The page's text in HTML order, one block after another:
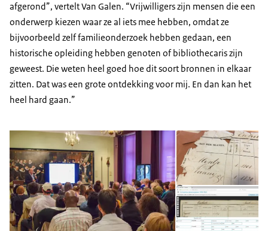
afgerond”, vertelt Van Galen. “Vrijwilligers zijn mensen die een
onderwerp kiezen waar ze al iets mee hebben, omdat ze
bijvoorbeeld zelf familieonderzoek hebben gedaan, een
historische opleiding hebben genoten of bibliothecaris zijn
geweest. Die weten heel goed hoe dit soort bronnen in elkaar
zitten. Dat was een grote ontdekking voor mij. En dan kan het
heel hard gaan.”
Open de galerij in vergrote
©